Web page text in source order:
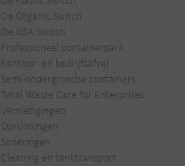
De Organic Switch
De KGA Switch
Professioneel containerpark
Kantoor- en bedrijfsafval
Semi-ondergrondse containers
Total Waste Care for Enterprises
Vernietigingen
Opruimingen
Saneringen
Cleaning en tanktransport